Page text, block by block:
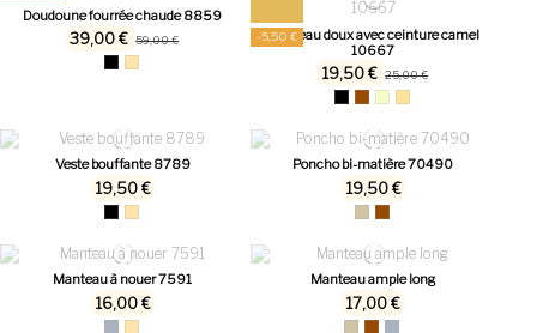
Doudoune fourrée chaude 8859
39,00 € 59,00 € -5,50 €
Manteau doux avec ceinture camel
10667
19,50 € 25,00 €
Veste bouffante 8789
19,50 €
Poncho bi-matière 70490
19,50 €
Manteau à nouer 7591
16,00 €
Manteau ample long
17,00 €